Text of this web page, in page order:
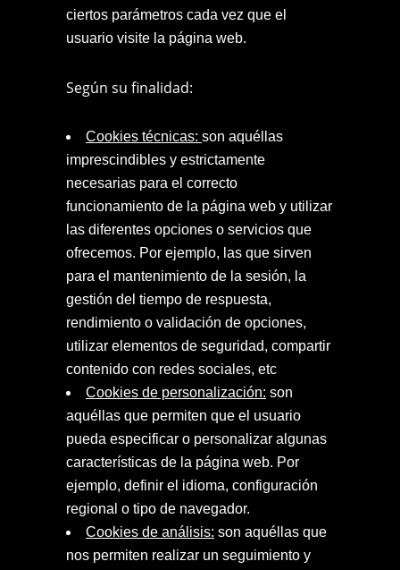
ciertos parámetros cada vez que el
usuario visite la página web.
Según su finalidad:
Cookies técnicas: son aquéllas
imprescindibles y estrictamente
necesarias para el correcto
funcionamiento de la página web y utilizar
las diferentes opciones o servicios que
ofrecemos. Por ejemplo, las que sirven
para el mantenimiento de la sesión, la
gestión del tiempo de respuesta,
rendimiento o validación de opciones,
utilizar elementos de seguridad, compartir
contenido con redes sociales, etc
Cookies de personalización: son
aquéllas que permiten que el usuario
pueda especificar o personalizar algunas
características de la página web. Por
ejemplo, definir el idioma, configuración
regional o tipo de navegador.
Cookies de análisis: son aquéllas que
nos permiten realizar un seguimiento y